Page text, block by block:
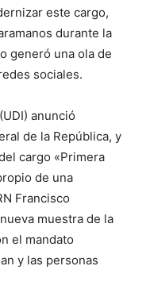
este cargo,
durante la
generó una ola de
sociales.
anunció
de la República, y
cargo «Primera
de una
Francisco
muestra de la
el mandato
y las personas